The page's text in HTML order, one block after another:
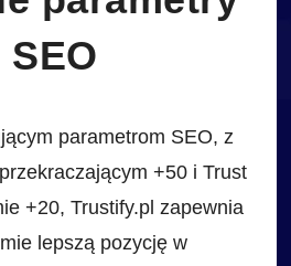
SEO
parametrom SEO, z
+50 i Trust
+20, Trustify.pl zapewnia
lepszą pozycję w